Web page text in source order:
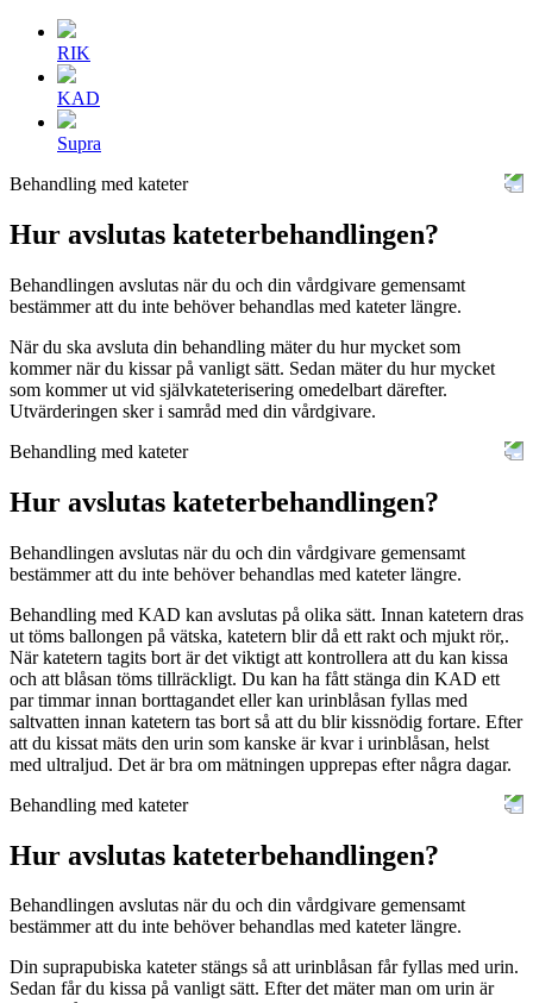
RIK
KAD
Supra
Behandling med kateter
Hur avslutas kateterbehandlingen?
Behandlingen avslutas när du och din vårdgivare gemensamt
bestämmer att du inte behöver behandlas med kateter längre.
När du ska avsluta din behandling mäter du hur mycket som
kommer när du kissar på vanligt sätt. Sedan mäter du hur mycket
som kommer ut vid självkateterisering omedelbart därefter.
Utvärderingen sker i samråd med din vårdgivare.
Behandling med kateter
Hur avslutas kateterbehandlingen?
Behandlingen avslutas när du och din vårdgivare gemensamt
bestämmer att du inte behöver behandlas med kateter längre.
Behandling med KAD kan avslutas på olika sätt. Innan katetern dras
ut töms ballongen på vätska, katetern blir då ett rakt och mjukt rör,.
När katetern tagits bort är det viktigt att kontrollera att du kan kissa
och att blåsan töms tillräckligt. Du kan ha fått stänga din KAD ett
par timmar innan borttagandet eller kan urinblåsan fyllas med
saltvatten innan katetern tas bort så att du blir kissnödig fortare. Efter
att du kissat mäts den urin som kanske är kvar i urinblåsan, helst
med ultraljud. Det är bra om mätningen upprepas efter några dagar.
Behandling med kateter
Hur avslutas kateterbehandlingen?
Behandlingen avslutas när du och din vårdgivare gemensamt
bestämmer att du inte behöver behandlas med kateter längre.
Din suprapubiska kateter stängs så att urinblåsan får fyllas med urin.
Sedan får du kissa på vanligt sätt. Efter det mäter man om urin är